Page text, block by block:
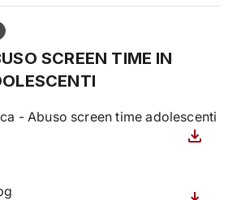
SCREEN TIME IN
- Abuso screen time adolescenti